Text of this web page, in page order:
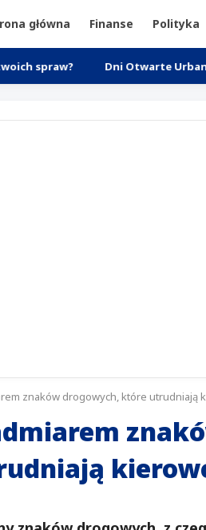
główna Finanse Polityka
Dni Otwarte Urban Lab
znaków drogowych, które utrudniają